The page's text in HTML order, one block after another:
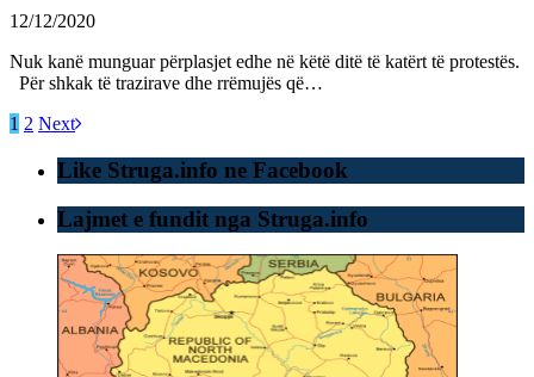
12/12/2020
Nuk kanë munguar përplasjet edhe në këtë ditë të katërt të protestës.
Për shkak të trazirave dhe rrëmujës që…
1 2 Next
Like Struga.info ne Facebook
Lajmet e fundit nga Struga.info